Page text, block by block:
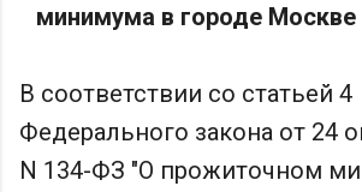
минимума в городе Москве
В соответствии со статьей 4
Федерального закона от 24
N 134-ФЗ "О прожиточном